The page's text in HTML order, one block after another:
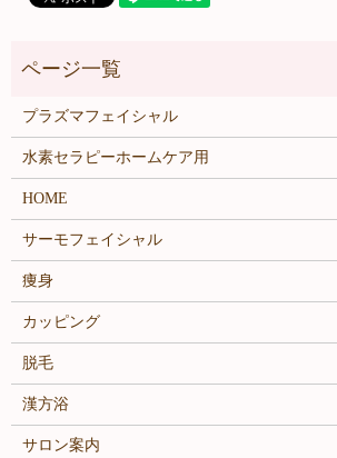
プラズマフェイシャル
水素セラピーホームケア用
HOME
サーモフェイシャル
痩身
カッピング
脱毛
漢方浴
サロン案内